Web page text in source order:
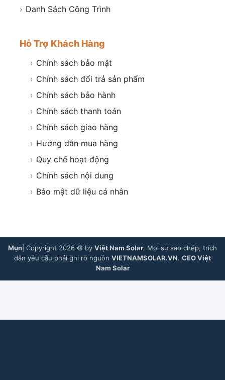
› Danh Sách Công Trình
Hỗ Trợ Khách Hàng
› Chính sách bảo mật
› Chính sách đổi trả sản phẩm
› Chính sách bảo hành
› Chính sách thanh toán
› Chính sách giao hàng
› Hướng dẫn mua hàng
› Quy chế hoạt động
› Chính sách nội dung
› Bảo mật dữ liệu cá nhân
Mụn | Copyright 2026 © by Việt Nam Solar. Mọi sự sao chép, trích
dẫn yêu cầu phải ghi rõ nguồn VIETNAMSOLAR.VN. CEO Việt
Nam Solar